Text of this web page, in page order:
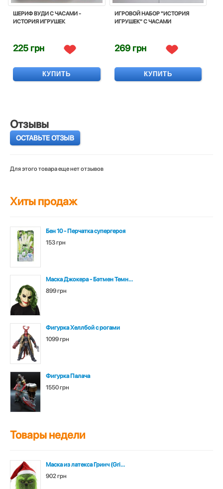
ШЕРИФ ВУДИ С ЧАСАМИ -
ИСТОРИЯ ИГРУШЕК
225 грн
КУПИТЬ
ИГРОВОЙ НАБОР "ИСТОРИЯ
ИГРУШЕК" С ЧАСАМИ
269 грн
КУПИТЬ
Отзывы
ОСТАВЬТЕ ОТЗЫВ
Для этого товара еще нет отзывов
Хиты продаж
Бен 10 - Перчатка супергероя
153 грн
Маска Джокера - Бэтмен Темн...
899 грн
Фигурка Хеллбой с рогами
1099 грн
Фигурка Палача
1550 грн
Товары недели
Маска из латекса Гринч (Gri...
902 грн